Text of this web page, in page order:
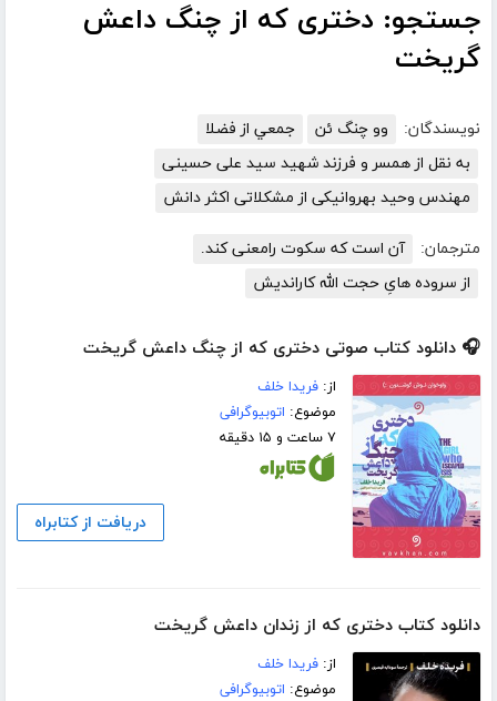
جستجو: دختری که از چنگ داعش
گریخت
نویسندگان: وو چنگ ئن
جمعي از فضلا
به نقل از همسر و فرزند شهید سید علی حسینی
مهندس وحید بهروانیکی از مشکلاتی اکثر دانش
مترجمان:
آن است که سکوت رامعنی کند.
از سروده هایِ حجت الله کاراندیش
🎧 دانلود کتاب صوتی دختری که از چنگ داعش گریخت
از:فریدا خلف
موضوع: اتوبیوگرافی
۷ ساعت و ۱۵ دقیقه
دریافت از کتابراه
دانلود کتاب دختری که از زندان داعش گریخت
از:فریدا خلف
موضوع: اتوبیوگرافی